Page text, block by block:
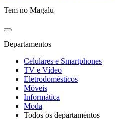
Tem no Magalu
Departamentos
Celulares e Smartphones
TV e Vídeo
Eletrodomésticos
Móveis
Informática
Moda
Todos os departamentos